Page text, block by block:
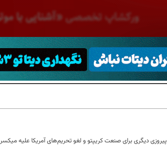
پیروزی دیگری برای صنعت کریپتو و لغو تحریم‌های آمریکا علیه میکسر